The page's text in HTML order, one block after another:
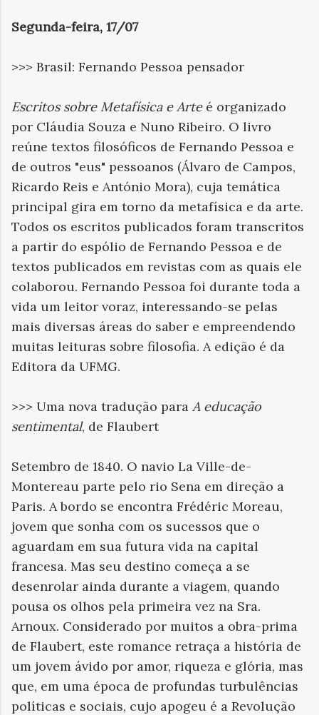
Segunda-feira, 17/07
>>> Brasil: Fernando Pessoa pensador
Escritos sobre Metafísica e Arteé organizado
por Cláudia Souza e Nuno Ribeiro. O livro
reúne textos filosóficos de Fernando Pessoa e
de outros "eus" pessoanos (Álvaro de Campos,
Ricardo Reis e António Mora), cuja temática
principal gira em torno da metafísica e da arte.
Todos os escritos publicados foram transcritos
a partir do espólio de Fernando Pessoa e de
textos publicados em revistas com as quais ele
colaborou. Fernando Pessoa foi durante toda a
vida um leitor voraz, interessando-se pelas
mais diversas áreas do saber e empreendendo
muitas leituras sobre filosofia. A edição é da
Editora da UFMG.
>>> Uma nova tradução para A educação
sentimental, de Flaubert
Setembro de 1840. O navio La Ville-de-
Montereau parte pelo rio Sena em direção a
Paris. A bordo se encontra Frédéric Moreau,
jovem que sonha com os sucessos que o
aguardam em sua futura vida na capital
francesa. Mas seu destino começa a se
desenrolar ainda durante a viagem, quando
pousa os olhos pela primeira vez na Sra.
Arnoux. Considerado por muitos a obra-prima
de Flaubert, este romance retraça a história de
um jovem ávido por amor, riqueza e glória, mas
que, em uma época de profundas turbulências
políticas e sociais, cujo apogeu é a Revolução